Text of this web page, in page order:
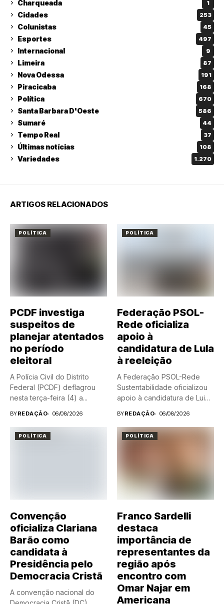
Charqueada 1
Cidades 253
Colunistas 45
Esportes 497
Internacional 9
Limeira 87
Nova Odessa 191
Piracicaba 168
Política 670
Santa Barbara D'Oeste 586
Sumaré 44
Tempo Real 37
Últimas notícias 108
Variedades 1.270
ARTIGOS RELACIONADOS
POLÍTICA
PCDF investiga
suspeitos de
planejar atentados
no período
eleitoral
A Polícia Civil do Distrito
Federal (PCDF) deflagrou
nesta terça-feira (4) a...
BYREDAÇÃO 06/08/2026
POLÍTICA
Federação PSOL-
Rede oficializa
apoio à
candidatura de Lula
à reeleição
A Federação PSOL-Rede
Sustentabilidade oficializou
apoio à candidatura de Luiz
BYREDAÇÃO 06/08/2026
POLÍTICA
Convenção
oficializa Clariana
Barão como
candidata à
Presidência pelo
Democracia Cristã
A convenção nacional do
POLÍTICA
Franco Sardelli
destaca
importância de
representantes da
região após
encontro com
Omar Najar em
Americana